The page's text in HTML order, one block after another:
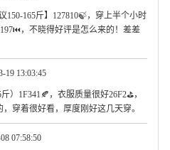
165斤】127810🍃，穿上半个小时
，不晓得好评是怎么来的！差差
13:03:45
）1F341🍂，衣服质量很好26F2⛳，
穿着很好看，厚度刚好这几天穿。
07:58:50